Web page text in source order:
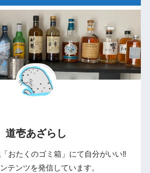
道壱あざらし
おたくのゴミ箱」にて自分がいい‼︎
テンツを発信しています。